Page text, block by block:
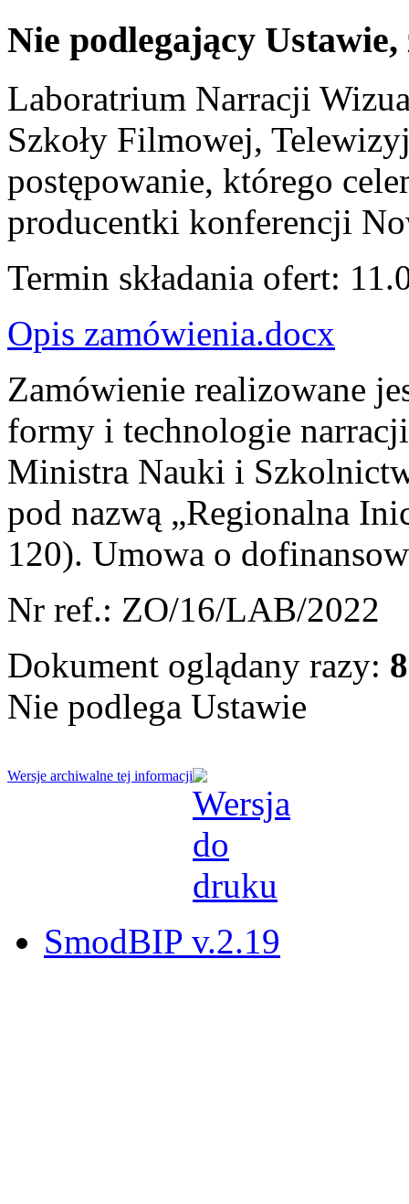
Nie podlegający
Laboratrium Narracji
Szkoły Filmowej,
postępowanie, którego
producentki konferencji
Termin składania ofert:
Opis zamówienia.docx
Zamówienie realizowane
formy i technologie
Ministra Nauki i
pod nazwą „Regionalna
120). Umowa o
Nr ref.: ZO/16/LAB/2022
Dokument oglądany razy:
Nie podlega Ustawie
Wersje archiwalne tej informacji
SmodBIP v.2.19